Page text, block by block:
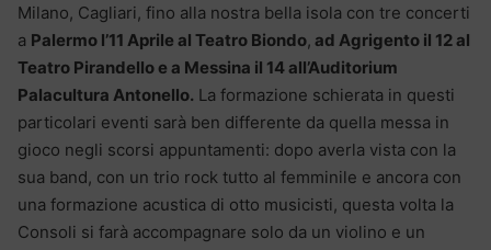
Milano, Cagliari, fino alla nostra bella isola con tre concerti
a Palermo l’11 Aprile al Teatro Biondo, ad Agrigento il 12 al
Teatro Pirandello e a Messina il 14 all’Auditorium
Palacultura Antonello. La formazione schierata in questi
particolari eventi sarà ben differente da quella messa in
gioco negli scorsi appuntamenti: dopo averla vista con la
sua band, con un trio rock tutto al femminile e ancora con
una formazione acustica di otto musicisti, questa volta la
Consoli si farà accompagnare solo da un violino e un